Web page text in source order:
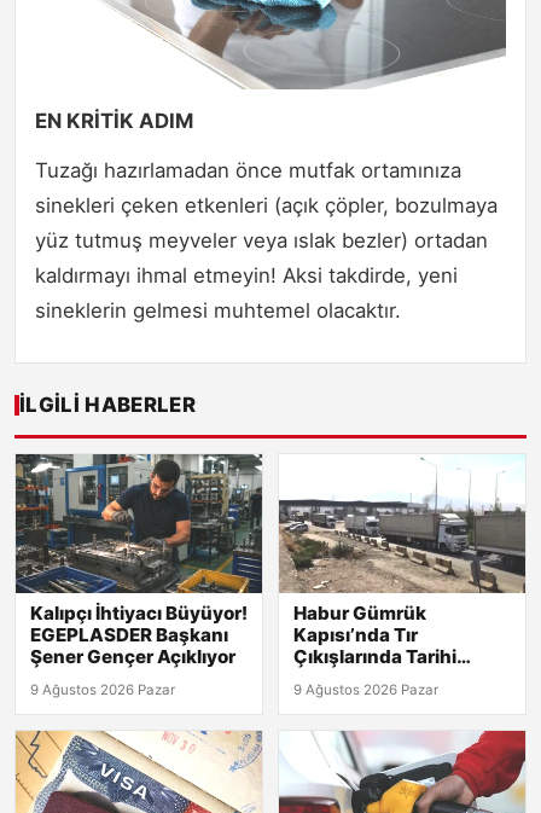
EN KRİTİK ADIM
Tuzağı hazırlamadan önce mutfak ortamınıza
sinekleri çeken etkenleri (açık çöpler, bozulmaya
yüz tutmuş meyveler veya ıslak bezler) ortadan
kaldırmayı ihmal etmeyin! Aksi takdirde, yeni
sineklerin gelmesi muhtemel olacaktır.
İLGILI HABERLER
Kalıpçı İhtiyacı Büyüyor!
EGEPLASDER Başkanı
Şener Gençer Açıklıyor
9 Ağustos 2026 Pazar
Habur Gümrük
Kapısı’nda Tır
Çıkışlarında Tarihi
Rekor! 2026 Günlük
Verileri Açıklandı!
9 Ağustos 2026 Pazar